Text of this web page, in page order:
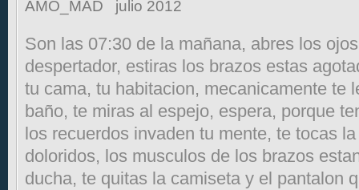
AMO_MAD julio 2012
Son las 07:30 de la mañana, abres los
despertador, estiras los brazos estas
tu cama, tu habitacion, mecanicamente te
baño, te miras al espejo, espera, porque
los recuerdos invaden tu mente, te tocas
doloridos, los musculos de los brazos
ducha, te quitas la camiseta y el pantalon